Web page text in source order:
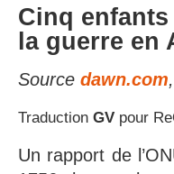
Cinq
la guerre en
Source dawn.com
Traduction GV pour
Un rapport de